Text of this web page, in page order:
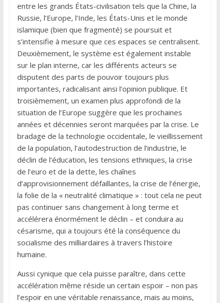
entre les grands États-civilisation tels que la Chine, la
Russie, l’Europe, l’Inde, les États-Unis et le monde
islamique (bien que fragmenté) se poursuit et
s’intensifie à mesure que ces espaces se centralisent.
Deuxièmement, le système est également instable
sur le plan interne, car les différents acteurs se
disputent des parts de pouvoir toujours plus
importantes, radicalisant ainsi l’opinion publique. Et
troisièmement, un examen plus approfondi de la
situation de l’Europe suggère que les prochaines
années et décennies seront marquées par la crise. Le
bradage de la technologie occidentale, le vieillissement
de la population, l’autodestruction de l’industrie, le
déclin de l’éducation, les tensions ethniques, la crise
de l’euro et de la dette, les chaînes
d’approvisionnement défaillantes, la crise de l’énergie,
la folie de la « neutralité climatique » : tout cela ne peut
pas continuer sans changement à long terme et
accélérera énormément le déclin – et conduira au
césarisme, qui a toujours été la conséquence du
socialisme des milliardaires à travers l’histoire
humaine.
Aussi cynique que cela puisse paraître, dans cette
accélération même réside un certain espoir – non pas
l’espoir en une véritable renaissance, mais au moins,